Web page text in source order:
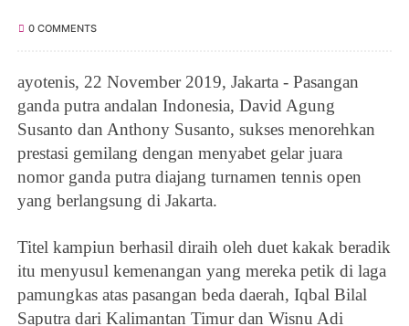
0 COMMENTS
ayotenis, 22 November 2019, Jakarta - Pasangan
ganda putra andalan Indonesia, David Agung
Susanto dan Anthony Susanto, sukses menorehkan
prestasi gemilang dengan menyabet gelar juara
nomor ganda putra diajang turnamen tennis open
yang berlangsung di Jakarta.
Titel kampiun berhasil diraih oleh duet kakak beradik
itu menyusul kemenangan yang mereka petik di laga
pamungkas atas pasangan beda daerah, Iqbal Bilal
Saputra dari Kalimantan Timur dan Wisnu Adi